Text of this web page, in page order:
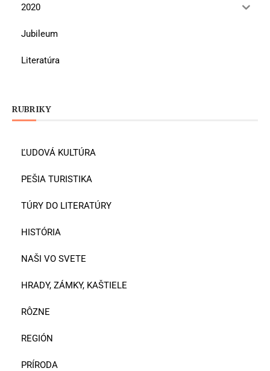
2020
Jubileum
Literatúra
RUBRIKY
ĽUDOVÁ KULTÚRA
PEŠIA TURISTIKA
TÚRY DO LITERATÚRY
HISTÓRIA
NAŠI VO SVETE
HRADY, ZÁMKY, KAŠTIELE
RÔZNE
REGIÓN
PRÍRODA